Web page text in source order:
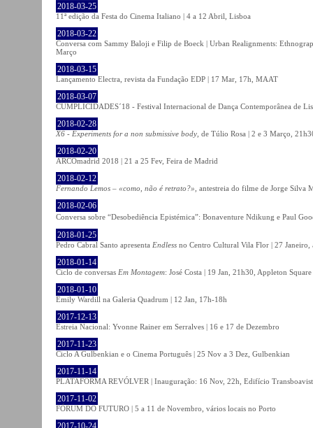
2018-03-25
11ª edição da Festa do Cinema Italiano | 4 a 12 Abril, Lisboa
2018-03-22
Conversa com Sammy Baloji e Filip de Boeck | Urban Realignments:
Março
2018-03-15
Lançamento Electra, revista da Fundação EDP | 17 Mar, 17h, MAAT
2018-03-07
CUMPLICIDADES´18 - Festival Internacional de Dança Contemporânea de
2018-02-28
X6 - Experiments for a non submissive body , de Túlio Rosa | 2 e 3 Março,
2018-02-20
ARCOmadrid 2018 | 21 a 25 Fev, Feira de Madrid
2018-02-12
Fernando Lemos – «como, não é retrato?» , antestreia do filme de Jorge Silva
2018-02-06
Conversa sobre “Desobediência Epistémica”: Bonaventure Ndikung e Paul
2018-01-25
Pedro Cabral Santo apresenta Endless no Centro Cultural Vila Flor | 27 Janeiro,
2018-01-14
Ciclo de conversas Em Montagem: José Costa | 19 Jan, 21h30, Appleton Square
2018-01-10
Emily Wardill na Galeria Quadrum | 12 Jan, 17h-18h
2017-12-13
Estreia Nacional: Yvonne Rainer em Serralves | 16 e 17 de Dezembro
2017-11-23
Ciclo A Gulbenkian e o Cinema Português | 25 Nov a 3 Dez, Gulbenkian
2017-11-14
PLATAFORMA REVÓLVER | Inauguração: 16 Nov, 22h, Edifício
2017-11-02
FÓRUM DO FUTURO | 5 a 11 de Novembro, vários locais no Porto
2017-10-24